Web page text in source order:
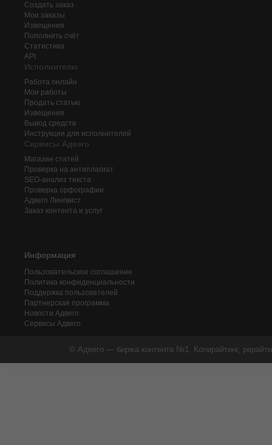
Создать заказ
Мои заказы
Извещения
Пополнить счёт
Статистика
API
Исполнителю
Работа онлайн
Мои работы
Продать статью
Извещения
Вывод средств
Инструкции для исполнителей
Сервисы Адвего
Магазин статей
Проверка на антиплагиат
SEO-анализ текста
Проверка орфографии
Адвего Лингвист
Заказ контента и услуг
Информация
Пользовательское соглашение
Политика конфиденциальности
Поддержка пользователей
Партнерская программа
Новости Адвего
Сервисы Адвего
© Адвего — биржа контента №1. Копирайтинг,